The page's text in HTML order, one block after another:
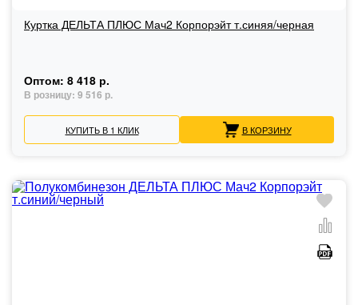
Куртка ДЕЛЬТА ПЛЮС Мач2 Корпорэйт т.синяя/черная
Оптом: 8 418 р.
В розницу: 9 516 р.
КУПИТЬ В 1 КЛИК В КОРЗИНУ